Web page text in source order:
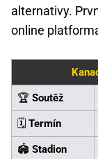
alternativy.
online
🏆 Soutěž
🗓️ Termín
🏟️ Stadion